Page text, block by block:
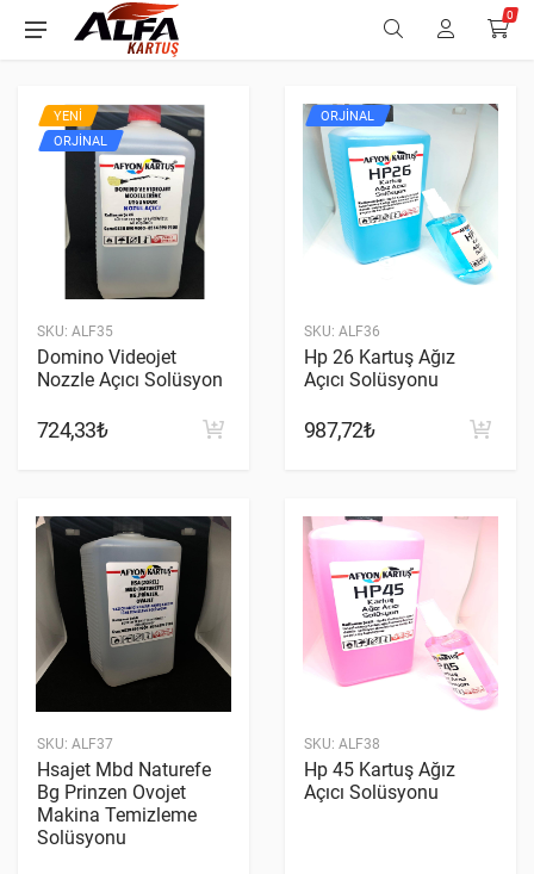
0
SKU: ALF35
YENI
ORJINAL
Domino Videojet
Nozzle Açıcı Solüsyon
724,33₺
SKU: ALF36
ORJINAL
Hp 26 Kartuş Ağız
Açıcı Solüsyonu
987,72₺
SKU: ALF37
Hsajet Mbd Naturefe
Bg Prinzen Ovojet
Makina Temizleme
Solüsyonu
SKU: ALF38
Hp 45 Kartuş Ağız
Açıcı Solüsyonu